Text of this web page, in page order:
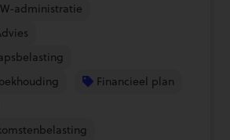
administratie
Financieel plan